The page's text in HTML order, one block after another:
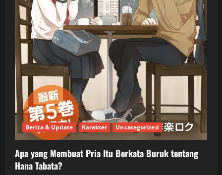
Berita & Update Karakter Uncategorized
Apa yang Membuat Pria Itu Berkata Buruk tentang
Hana Tabata?